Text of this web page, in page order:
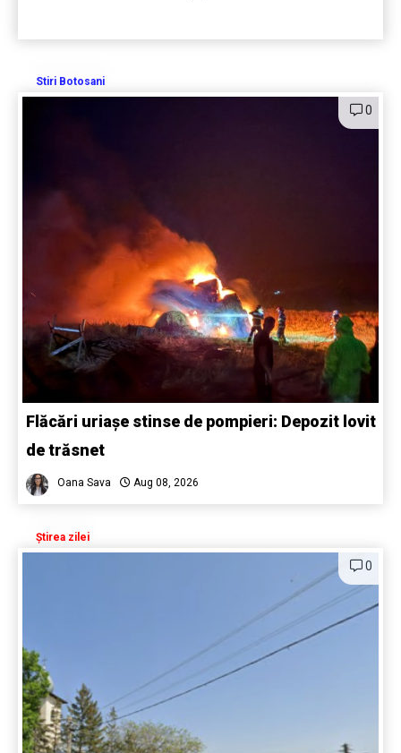
Stiri Botosani
0
Flăcări uriașe stinse de pompieri: Depozit lovit
de trăsnet
Oana Sava Aug 08, 2026
Știrea zilei
0